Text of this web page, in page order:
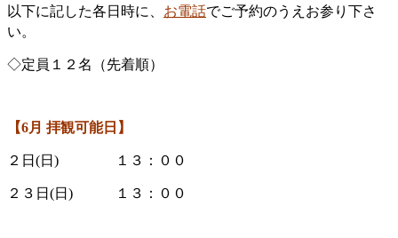
以下に記した各日時に、 お電話でご予約のうえお参り下さ
い。
◇定員１２名（先着順）
【6月 拝観可能日】
２日(日) １３：００
２３日(日) １３：００